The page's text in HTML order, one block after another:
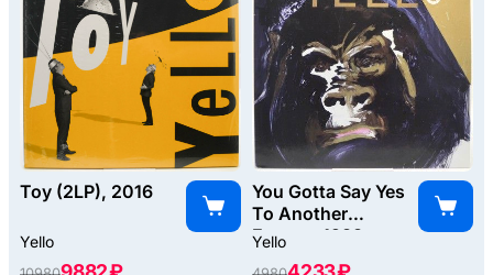
Toy (2LP), 2016
Yello
You Gotta Say Yes
To Another
Excess, 1983
Yello